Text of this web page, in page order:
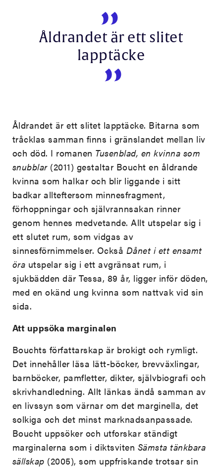
Åldrandet är ett slitet
lapptäcke
Åldrandet är ett slitet lapptäcke. Bitarna som
tråcklas samman finns i gränslandet mellan liv
och död. I romanen Tusenblad, en kvinna som
snubblar(2011) gestaltar Boucht en åldrande
kvinna som halkar och blir liggande i sitt
badkar allteftersom minnesfragment,
förhoppningar och självrannsakan rinner
genom hennes medvetande. Allt utspelar sig i
ett slutet rum, som vidgas av
sinnesförnimmelser. Också Dånet i ett ensamt
öra utspelar sig i ett avgränsat rum, i
sjukbädden där Tessa, 89 år, ligger inför döden,
med en okänd ung kvinna som nattvak vid sin
sida.
Att uppsöka marginalen
Bouchts författarskap är brokigt och rymligt.
Det innehåller läsa lätt-böcker, brevväxlingar,
barnböcker, pamfletter, dikter, självbiografi och
skrivhandledning. Allt länkas ändå samman av
en livssyn som värnar om det marginella, det
solkiga och det minst marknadsanpassade.
Boucht uppsöker och utforskar ständigt
marginalerna som i diktsviten Sämsta tänkbara
sällskap (2005), som uppfriskande trotsar sin